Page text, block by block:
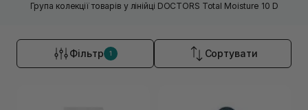
Група колекції товарів у лінійці DOCTORS Total Moisture 10 D
Фільтр 1 Сортувати